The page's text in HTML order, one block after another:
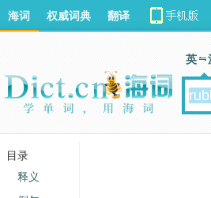
海词 权威词典 翻译
英
目录
释义